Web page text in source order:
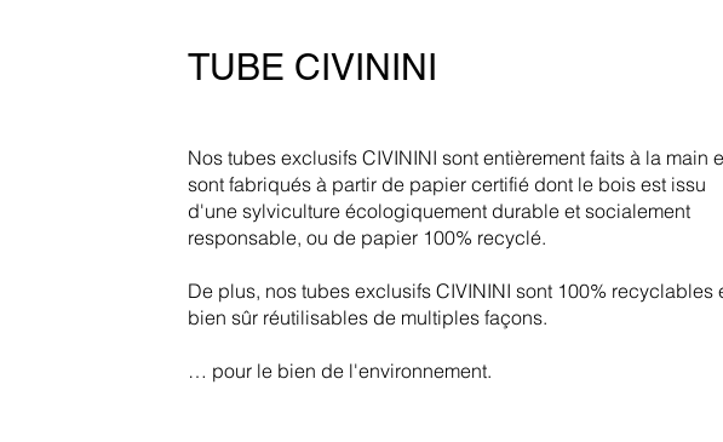
TUBE CIVININI
Nos tubes exclusifs CIVININI sont entièrement faits à la main
sont fabriqués à partir de papier certifié dont le bois est issu
d'une sylviculture écologiquement durable et socialement
responsable, ou de papier 100% recyclé.
De plus, nos tubes exclusifs CIVININI sont 100% recyclables
bien sûr réutilisables de multiples façons.
… pour le bien de l'environnement.